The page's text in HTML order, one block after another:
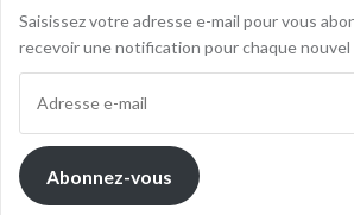
Saisissez votre adresse e-mail pour vous
recevoir une notification pour chaque nouvel
mail
Abonnez-vous